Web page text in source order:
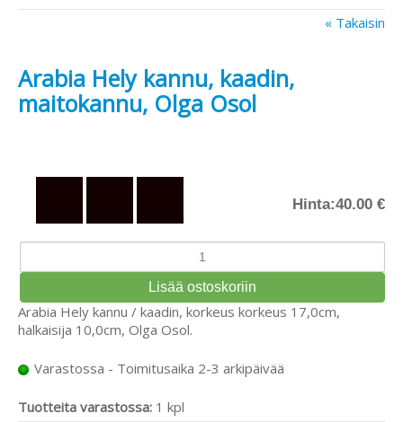
« Takaisin
Arabia Hely kannu, kaadin,
maitokannu, Olga Osol
Hinta:40.00 €
Arabia Hely kannu / kaadin, korkeus korkeus 17,0cm,
halkaisija 10,0cm, Olga Osol.
Varastossa - Toimitusaika 2-3 arkipäivää
Tuotteita varastossa: 1 kpl